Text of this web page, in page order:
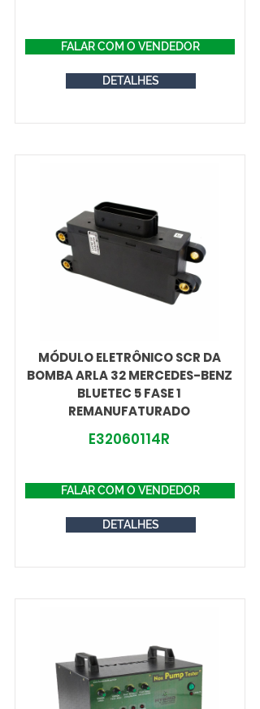
FALAR COM O VENDEDOR
DETALHES
MÓDULO ELETRÔNICO SCR DA
BOMBA ARLA 32 MERCEDES-BENZ
BLUETEC 5 FASE 1
REMANUFATURADO
E32060114R
FALAR COM O VENDEDOR
DETALHES